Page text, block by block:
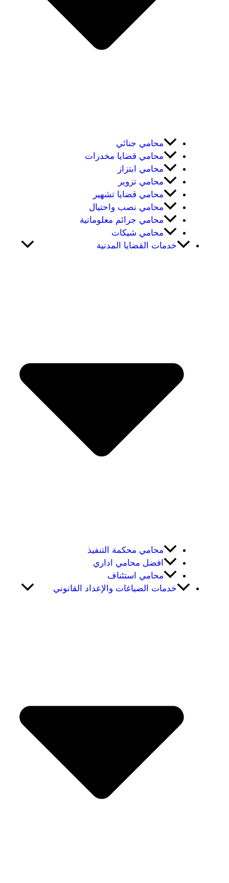
محامي جنائي
محامي قضايا مخدرات
محامي ابتزاز
محامي تزوير
محامي قضايا تشهير
محامي نصب واحتيال
محامي جرائم معلوماتية
محامي شيكات
خدمات القضايا المدنية
محامي محكمة التنفيذ
افضل محامي اداري
محامي استئناف
خدمات الصياغات والإعداد القانوني